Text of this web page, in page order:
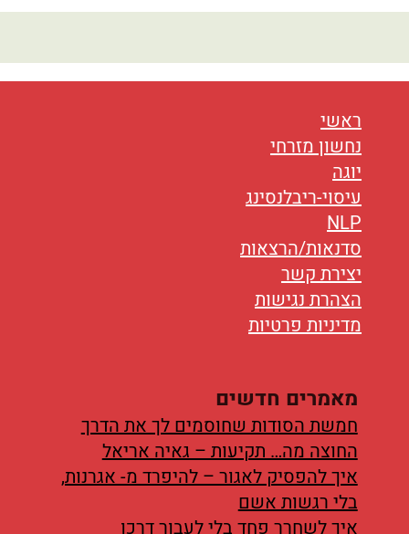
ראשי
נחשון מזרחי
יוגה
עיסוי-ריבלנסינג
NLP
סדנאות/הרצאות
יצירת קשר
הצהרת נגישות
מדיניות פרטיות
מאמרים חדשים
חמשת הסודות שחוסמים לך את הדרך
החוצה מה… תקיעות – גאיה אריאל
איך להפסיק לאגור – להיפרד מ- אגרנות,
בלי רגשות אשם
איך לשחרר פחד בלי לעבור דרכו